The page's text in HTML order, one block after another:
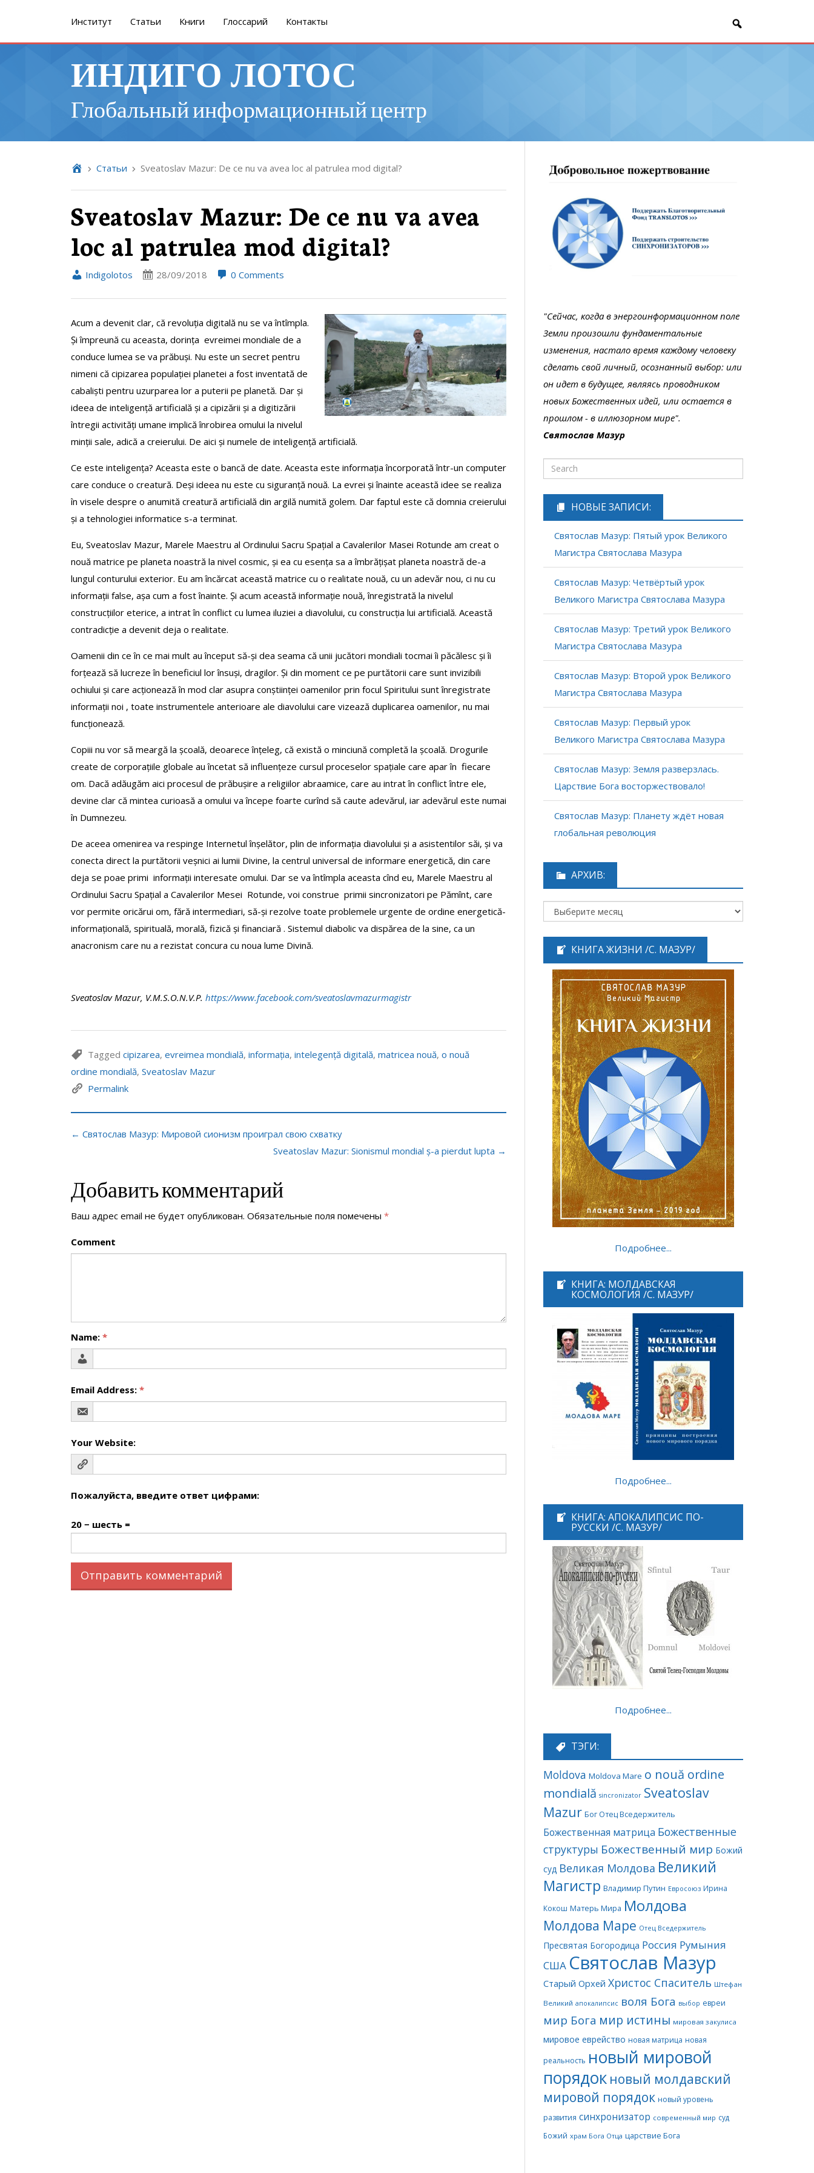
Институт Cтатьи Книги Глоссарий Контакты
ИНДИГО ЛОТОС
Глобальный информационный центр
Cтатьи Sveatoslav Mazur: De ce nu va avea loc al patrulea mod digital?
Sveatoslav Mazur: De ce nu va avea
loc al patrulea mod digital?
Indigolotos 28/09/2018 0 Comments
Acum a devenit clar, că revoluția digitală nu se va întîmpla.
Și împreună cu aceasta, dorința evreimei mondiale de a
conduce lumea se va prăbuși. Nu este un secret pentru
nimeni că cipizarea populației planetei a fost inventată de
cabaliști pentru uzurparea lor a puterii pe planetă. Dar și
ideea de inteligență artificială și a cipizării și a digitizării
întregii activități umane implică înrobirea omului la nivelul
minții sale, adică a creierului. De aici și numele de inteligență artificială.
Ce este inteligența? Aceasta este o bancă de date. Aceasta este informația încorporată într-un computer
care conduce o creatură. Deși ideea nu este cu siguranță nouă. La evrei și înainte această idee se realiza
în visele despre o anumită creatură artificială din argilă numită golem. Dar faptul este că domnia creierului
și a tehnologiei informatice s-a terminat.
Eu, Sveatoslav Mazur, Marele Maestru al Ordinului Sacru Spațial a Cavalerilor Masei Rotunde am creat o
nouă matrice pe planeta noastră la nivel cosmic, și ea cu esența sa a îmbrățișat planeta noastră de-a
lungul conturului exterior. Eu am încărcat această matrice cu o realitate nouă, cu un adevăr nou, ci nu cu
informații false, așa cum a fost înainte. Și acum această informație nouă, înregistrată la nivelul
construcțiilor eterice, a intrat în conflict cu lumea iluziei a diavolului, cu construcția lui artificială. Această
contradicție a devenit deja o realitate.
Oamenii din ce în ce mai mult au început să-și dea seama că unii jucători mondiali tocmai îi păcălesc și îi
forțează să lucreze în beneficiul lor însuși, dragilor. Și din moment ce pe purtătorii care sunt invizibili
ochiului și care acționează în mod clar asupra conștiinței oamenilor prin focul Spiritului sunt înregistrate
informații noi , toate instrumentele anterioare ale diavolului care vizează duplicarea oamenilor, nu mai
funcționează.
Copiii nu vor să meargă la școală, deoarece înțeleg, că există o minciună completă la școală. Drogurile
create de corporațiile globale au încetat să influențeze cursul proceselor spațiale care apar în fiecare
om. Dacă adăugăm aici procesul de prăbușire a religiilor abraamice, care au intrat în conflict între ele,
devine clar că mintea curioasă a omului va începe foarte curînd să caute adevărul, iar adevărul este numai
în Dumnezeu.
De aceea omenirea va respinge Internetul înșelător, plin de informația diavolului și a asistentilor săi, și va
conecta direct la purtătorii veșnici ai lumii Divine, la centrul universal de informare energetică, din care
deja se poae primi informații interesate omului. Dar se va întîmpla aceasta cînd eu, Marele Maestru al
Ordinului Sacru Spațial a Cavalerilor Mesei Rotunde, voi construe primii sincronizatori pe Pămînt, care
vor permite oricărui om, fără intermediari, să-și rezolve toate problemele urgente de ordine energetică-
informațională, spirituală, morală, fizică și financiară . Sistemul diabolic va dispărea de la sine, ca un
anacronism care nu a rezistat concura cu noua lume Divină.
Sveatoslav Mazur, V.M.S.O.N.V.P. https://www.facebook.com/sveatoslavmazurmagistr
Tagged cipizarea, evreimea mondială, informația, intelegență digitală, matricea nouă, o nouă
ordine mondială, Sveatoslav Mazur
Permalink
← Святослав Мазур: Мировой сионизм проиграл свою схватку
Sveatoslav Mazur: Sionismul mondial ș-a pierdut lupta →
Добавить комментарий
Ваш адрес email не будет опубликован. Обязательные поля помечены *
Comment
Name: *
Email Address: *
Your Website:
Пожалуйста, введите ответ цифрами:
20 − шесть =
"Сейчас, когда в энергоинформационном поле
Земли произошли фундаментальные
изменения, настало время каждому человеку
сделать свой личный, осознанный выбор: или
он идет в будущее, являясь проводником
новых Божественных идей, или остается в
прошлом - в иллюзорном мире".
Святослав Мазур
НОВЫЕ ЗАПИСИ:
Святослав Мазур: Пятый урок Великого
Магистра Святослава Мазура
Святослав Мазур: Четвёртый урок
Великого Магистра Святослава Мазура
Святослав Мазур: Третий урок Великого
Магистра Святослава Мазура
Святослав Мазур: Второй урок Великого
Магистра Святослава Мазура
Святослав Мазур: Первый урок
Великого Магистра Святослава Мазура
Святослав Мазур: Земля разверзлась.
Царствие Бога восторжествовало!
Святослав Мазур: Планету ждёт новая
глобальная революция
АРХИВ:
КНИГА ЖИЗНИ /С. МАЗУР/
Подробнее...
КНИГА: МОЛДАВСКАЯ
КОСМОЛОГИЯ /С. МАЗУР/
Подробнее...
КНИГА: АПОКАЛИПСИС ПО-
РУССКИ /С. МАЗУР/
Подробнее...
ТЭГИ:
Moldova Moldova Mare o nouă ordine
mondială sincronizator Sveatoslav
Mazur Бог Отец Вседержитель
Божественная матрица Божественные
структуры Божественный мир Божий
суд Великая Молдова Великий
Магистр Владимир Путин Евросоюз Ирина
Кокош Матерь Мира Молдова
Молдова Маре Отец Вседержитель
Пресвятая Богородица Россия Румыния
США Святослав Мазур
Старый Орхей Христос Спаситель Штефан
Великий апокалипсис воля Бога выбор евреи
мир Бога мир истины мировая закулиса
мировое еврейство новая матрица новая
реальность новый мировой
порядок новый молдавский
мировой порядок новый уровень
развития синхронизатор современный мир суд
Божий храм Бога Отца царствие Бога